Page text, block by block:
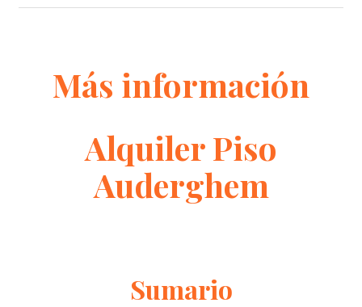
Más información
Alquiler Piso
Auderghem
Sumario